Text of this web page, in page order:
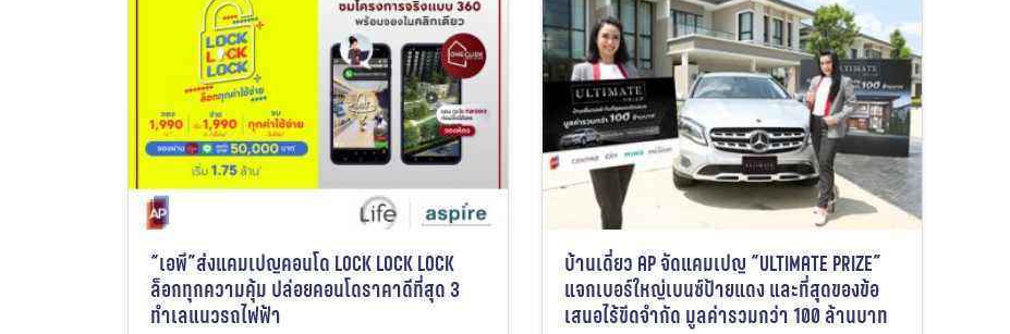
“เอพี”ส่งแคมเปญคอนโด LOCK LOCK LOCK
ล็อกทุกความคุ้ม ปล่อยคอนโดราคาดีที่สุด 3
ทำเลแนวรถไฟฟ้า
บ้านเดี่ยว AP จัดแคมเปญ “ULTIMATE PRIZE”
แจกเบอร์ใหญ่เบนซ์ป้ายแดง และที่สุดของข้อ
เสนอไร้ขีดจำกัด มูลค่ารวมกว่า 100 ล้านบาท